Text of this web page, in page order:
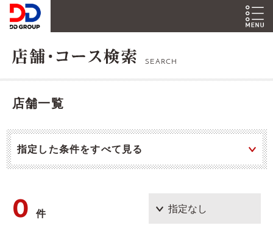
SEARCH
店舗一覧
指定した条件をすべて見る
0件